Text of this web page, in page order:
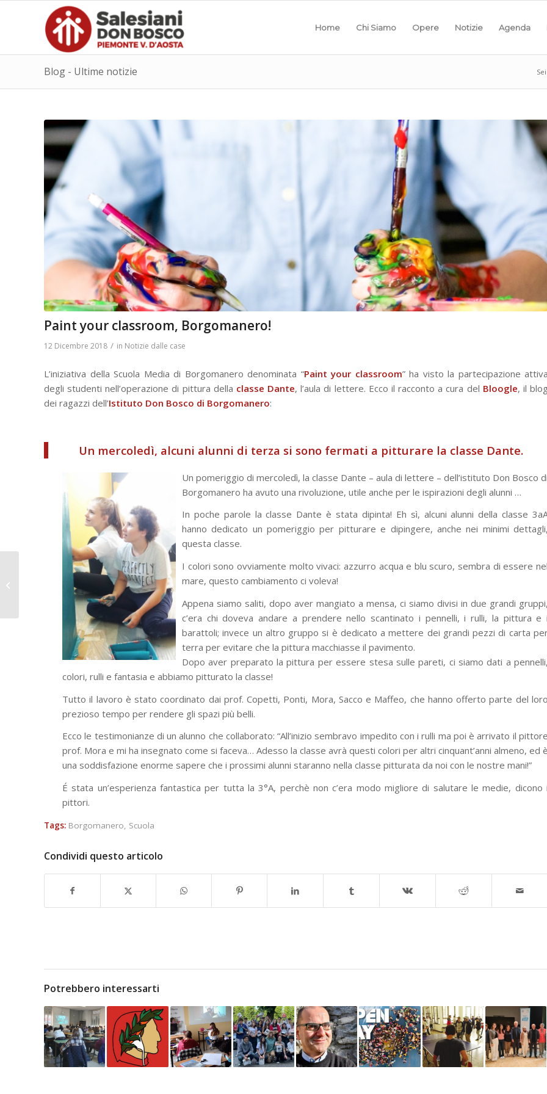
Home Chi Siamo Opere Notizie Agenda
Blog - Ultime notizie
Paint your classroom, Borgomanero!
12 Dicembre 2018 / in Notizie dalle case
L’iniziativa della Scuola Media di Borgomanero denominata “Paint your classroom” ha visto la partecipazione attiva
degli studenti nell’operazione di pittura della classe Dante, l’aula di lettere. Ecco il racconto a cura del Bloogle, il blog
dei ragazzi dell’Istituto Don Bosco di Borgomanero:
Un mercoledì, alcuni alunni di terza si sono fermati a pitturare la classe Dante.
Un pomeriggio di mercoledì, la classe Dante – aula di lettere – dell’istituto Don Bosco di
Borgomanero ha avuto una rivoluzione, utile anche per le ispirazioni degli alunni …
In poche parole la classe Dante è stata dipinta! Eh sì, alcuni alunni della classe
hanno dedicato un pomeriggio per pitturare e dipingere, anche nei minimi dettagli,
questa classe.
I colori sono ovviamente molto vivaci: azzurro acqua e blu scuro, sembra di essere nel
mare, questo cambiamento ci voleva!
Appena siamo saliti, dopo aver mangiato a mensa, ci siamo divisi in due grandi gruppi,
c’era chi doveva andare a prendere nello scantinato i pennelli, i rulli, la pittura e i
barattoli; invece un altro gruppo si è dedicato a mettere dei grandi pezzi di carta
terra per evitare che la pittura macchiasse il pavimento.
Dopo aver preparato la pittura per essere stesa sulle pareti, ci siamo dati a pennelli,
colori, rulli e fantasia e abbiamo pitturato la classe!
Tutto il lavoro è stato coordinato dai prof. Copetti, Ponti, Mora, Sacco e Maffeo, che hanno offerto parte del loro
prezioso tempo per rendere gli spazi più belli.
Ecco le testimonianze di un alunno che collaborato: “All’inizio sembravo impedito con i rulli ma poi è arrivato il pittore
prof. Mora e mi ha insegnato come si faceva… Adesso la classe avrà questi colori per altri cinquant’anni almeno, ed è
una soddisfazione enorme sapere che i prossimi alunni staranno nella classe pitturata da noi con le nostre mani!”
É stata un’esperienza fantastica per tutta la 3°A, perchè non c’era modo migliore di salutare le medie, dicono i
pittori.
Tags: Borgomanero, Scuola
Condividi questo articolo
Potrebbero interessarti
Buona Stoffa – Uno
accompagnare i nostri
giovani nel loro...